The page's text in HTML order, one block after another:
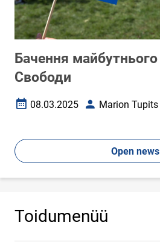
Бачення
Свободи
Дата створення
08.03.2025 AutorMarion Tupits
Open news
Toidumenüü